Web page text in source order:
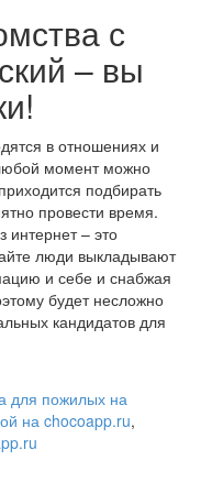
с
– вы
в отношениях и
момент можно
подбирать
провести время.
интернет – это
люди выкладывают
и себе и снабжая
будет несложно
кандидатов для
для пожилых на
на chocoapp.ru,